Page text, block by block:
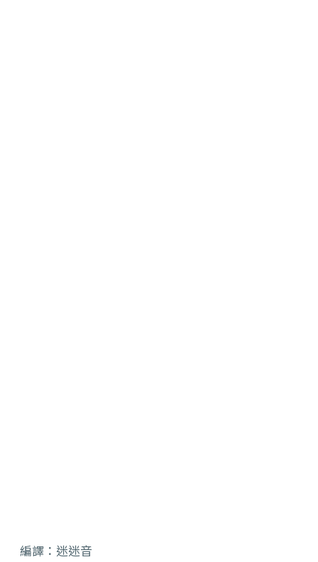
編譯：迷迷音